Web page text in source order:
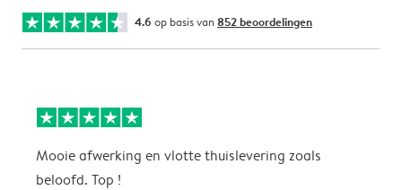
4.6 op basis van 852 beoordelingen
Mooie afwerking en vlotte thuislevering zoals
beloofd. Top !